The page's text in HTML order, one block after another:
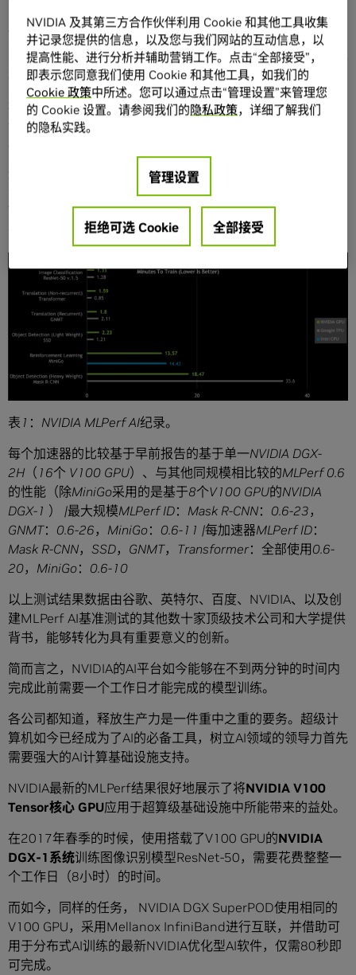
如今，全球顶级公司的研究人员和数据科学家团队们都在致
力于创建更为复杂的AI模型。但是，AI模型的创建工作不仅仅
是设计模型，还需要对模型进行快速地训练。
这就是为什么说，如果想在AI领域保持领导力，就首先需要
有赖于AI基础设施的领导力。而这也正解释了为什么说今日
发布的MLPerf AI训练结果如此之重要。
通过完成全部6项MLPerf基准测试，NVIDIA展现出了全球一
流的性能表现和多功能性。NVIDIA AI
下了八项记录，其中包括三项大规模整体性能纪录和五项基
于每个加速器的性能纪录。
表 1 ： NVIDIA MLPerf AI纪录。
每个加速器的比较基于早前报告的基于单一NVIDIA DGX-
2H （ 16个 V100 GPU）、与其他同规模相比较的MLPerf 0.6
的性能（除MiniGo采用的是基于8个V100 GPU的NVIDIA
DGX-1 ） |最大规模MLPerf ID： Mask R-CNN： 0.6-23，
GNMT： 0.6-26， MiniGo： 0.6-11 |每加速器MLPerf ID：
Mask R-CNN， SSD， GNMT， Transformer：全部使用 0.6-
20， MiniGo： 0.6-10
以上测试结果数据由谷歌、英特尔、百度、NVIDIA、以及创
建MLPerf AI基准测试的其他数十家顶级技术公司和大学提供
背书，能够转化为具有重要意义的创新。
简而言之，NVIDIA的AI平台如今能够在不到两分钟的时间内
完成此前需要一个工作日才能完成的模型训练。
各公司都知道，释放生产力是一件重中之重的要务。超级计
算机如今已经成为了AI的必备工具，树立AI领域的领导力首先
需要强大的AI计算基础设施支持。
NVIDIA最新的MLPerf结果很好地展示了将NVIDIA V100
Tensor核心 GPU应用于超算级基础设施中所能带来的益处。
在2017年春季的时候，使用搭载了V100 GPU的NVIDIA
DGX-1 系统训练图像识别模型ResNet-50，需要花费整整一
个工作日（8小时）的时间。
而如今，同样的任务， NVIDIA DGX SuperPOD使用相同的
V100 GPU，采用Mellanox InfiniBand进行互联，并借助可
用于分布式AI训练的最新NVIDIA优化型AI软件，仅需80秒即
可完成。
NVIDIA 及其第三方合作伙伴利用 Cookie 和其他工具收集
并记录您提供的信息，以及您与我们网站的互动信息，以
提高性能、进行分析并辅助营销工作。点击“全部接受”，
即表示您同意我们使用 Cookie 和其他工具，如我们的
Cookie 政策中所述。您可以通过点击“管理设置”来管理您
的 Cookie 设置。请参阅我们的隐私政策，详细了解我们
的隐私实践。
管理设置
拒绝可选 Cookie 全部接受